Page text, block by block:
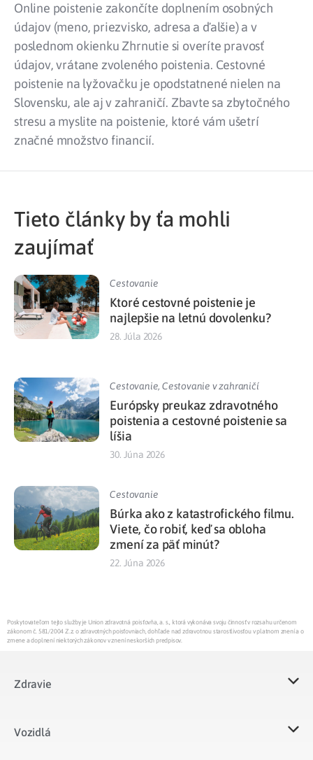
Online poistenie zakončíte doplnením osobných
údajov (meno, priezvisko, adresa a ďalšie) a v
poslednom okienku Zhrnutie si overíte pravosť
údajov, vrátane zvoleného poistenia. Cestovné
poistenie na lyžovačku je opodstatnené nielen na
Slovensku, ale aj v zahraničí. Zbavte sa zbytočného
stresu a myslite na poistenie, ktoré vám ušetrí
značné množstvo financií.
Tieto články by ťa mohli
zaujímať
Cestovanie
Ktoré cestovné poistenie je
najlepšie na letnú dovolenku?
28. Júla 2026
Cestovanie, Cestovanie v zahraničí
Európsky preukaz zdravotného
poistenia a cestovné poistenie sa
líšia
30. Júna 2026
Cestovanie
Búrka ako z katastrofického filmu.
Viete, čo robiť, keď sa obloha
zmení za päť minút?
22. Júna 2026
Poskytovateľom tejto služby je Union zdravotná poisťovňa, a. s., ktorá vykonáva svoju činnosť v rozsahu určenom
zákonom č. 581/2004 Z.z. o zdravotných poisťovniach, dohľade nad zdravotnou starostlivosťou v platnom znení a o
zmene a doplnení niektorých zákonov v znení neskorších predpisov.
Zdravie
Vozidlá​